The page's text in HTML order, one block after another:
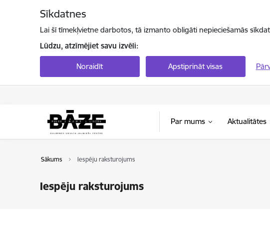
Sīkdatnes
Lai šī tīmekļvietne darbotos, tā izmanto obligāti nepieciešamās
Lūdzu, atzīmējiet savu izvēli:
Noraidīt Apstiprināt visas
Par mums Aktualitātes
Sākums Iespēju raksturojums
Iespēju raksturojums